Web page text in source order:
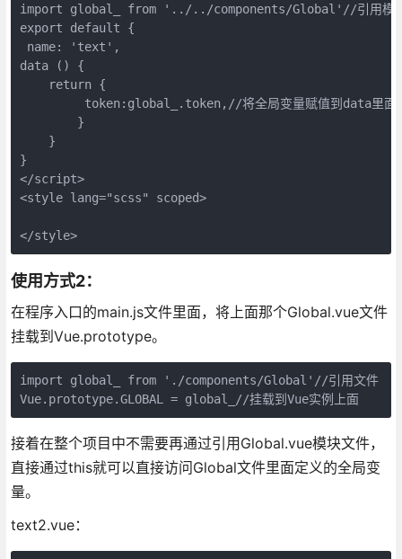
import global_ from '../../components/Global'//引用模
export default {
name: 'text',
data () {
    return {
token:global_.token,//将全局变量赋值到data里面
        }
    }
}
</script>
<style lang="scss" scoped>
</style>
使用方式2：
在程序入口的main.js文件里面，将上面那个Global.vue文件
挂载到Vue.prototype。
import global_ from './components/Global'//引用文件
Vue.prototype.GLOBAL = global_//挂载到Vue实例上面
接着在整个项目中不需要再通过引用Global.vue模块文件，
直接通过this就可以直接访问Global文件里面定义的全局变
量。
text2.vue：